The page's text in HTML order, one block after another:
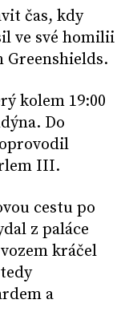
čas, kdy
ve své homilii
kolem 19:00
Do
III.
cestu po
z paláce
kráčel
a